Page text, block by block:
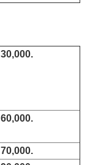
30,000.
60,000.
70,000.